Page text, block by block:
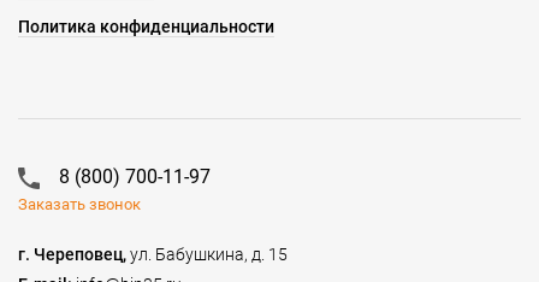
Политика конфиденциальности
8 (800) 700-11-97
Заказать звонок
г. Череповец,ул. Бабушкина, д. 15